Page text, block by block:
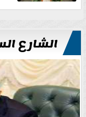
الشارع